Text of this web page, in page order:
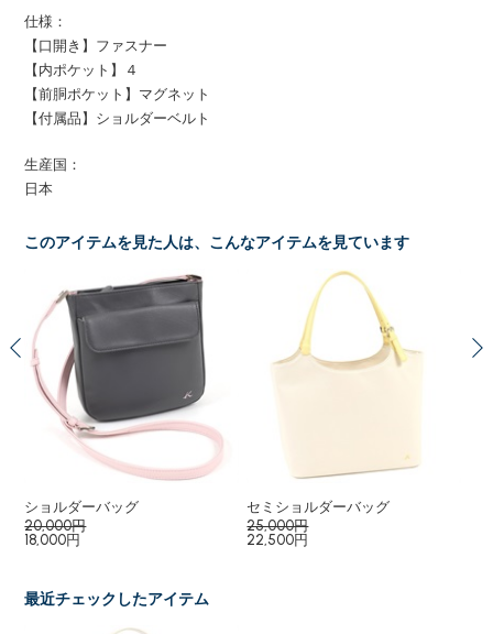
仕様：
【口開き】ファスナー
【内ポケット】４
【前胴ポケット】マグネット
【付属品】ショルダーベルト
生産国：
日本
このアイテムを見た人は、こんなアイテムを見ています
ショルダーバッグ
20,000円
18,000円
セミショルダーバッグ
25,000円
22,500円
最近チェックしたアイテム